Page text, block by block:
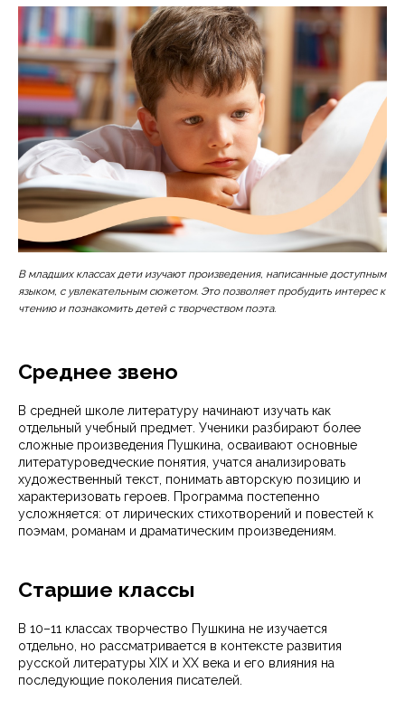
В младших классах дети изучают произведения, написанные доступным
языком, с увлекательным сюжетом. Это позволяет пробудить интерес к
чтению и познакомить детей с творчеством поэта.
Среднее звено
В средней школе литературу начинают изучать как
отдельный учебный предмет. Ученики разбирают более
сложные произведения Пушкина, осваивают основные
литературоведческие понятия, учатся анализировать
художественный текст, понимать авторскую позицию и
характеризовать героев. Программа постепенно
усложняется: от лирических стихотворений и повестей к
поэмам, романам и драматическим произведениям.
Старшие классы
В 10–11 классах творчество Пушкина не изучается
отдельно, но рассматривается в контексте развития
русской литературы XIX и XX века и его влияния на
последующие поколения писателей.